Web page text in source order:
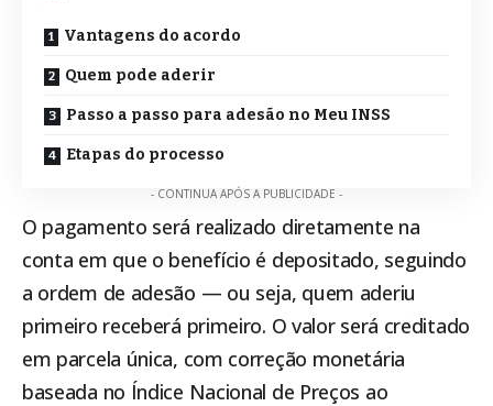
Vantagens do acordo
Quem pode aderir
Passo a passo para adesão no Meu INSS
Etapas do processo
- CONTINUA APÓS A PUBLICIDADE -
O pagamento será realizado diretamente na
conta em que o benefício é depositado, seguindo
a ordem de adesão — ou seja, quem aderiu
primeiro receberá primeiro. O valor será creditado
em parcela única, com correção monetária
baseada no Índice Nacional de Preços ao